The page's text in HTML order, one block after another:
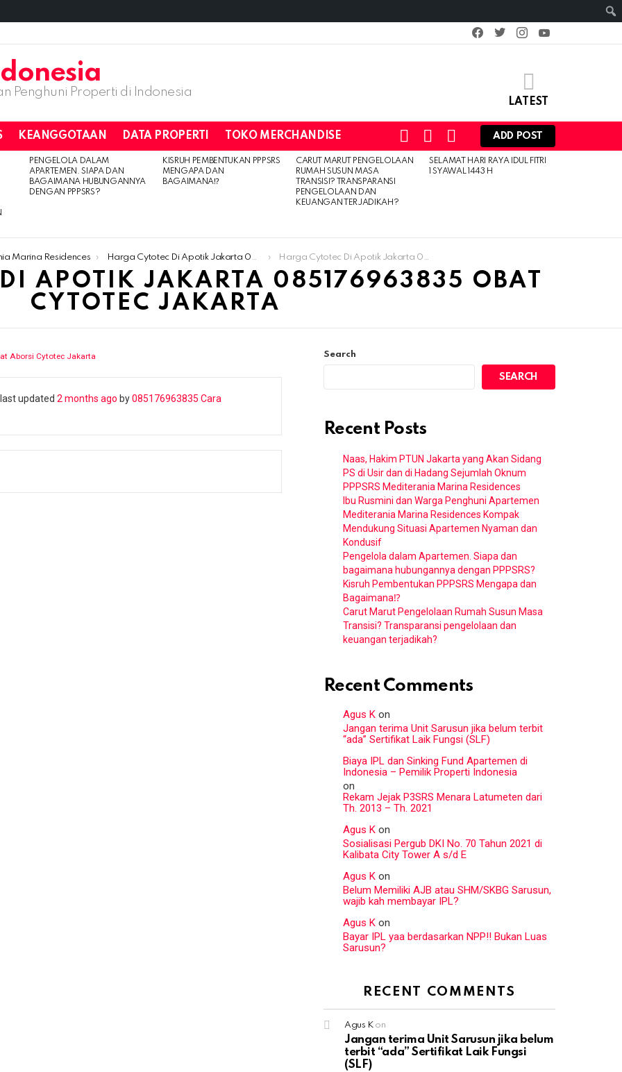
facebooktwitterinstagram
Penghuni Properti di Indonesia
LATEST
KEANGGOTAAN DATA PROPERTI TOKO MERCHANDISE
SWITCHSEARCHLOGIN
ADD POST
PENGELOLA DALAM
APARTEMEN. SIAPA DAN
BAGAIMANA HUBUNGANNYA
DENGAN PPPSRS?
KISRUH PEMBENTUKAN PPPSRS
MENGAPA DAN
BAGAIMANA⁉️
CARUT MARUT PENGELOLAAN
RUMAH SUSUN MASA
TRANSISI? TRANSPARANSI
PENGELOLAAN DAN
KEUANGAN TERJADIKAH?
SELAMAT HARI RAYA IDUL FITRI
1 SYAWAL 1443 H
Marina Residences Harga Cytotec Di Apotik Jakarta ​​085176963835 Jual Obat Aborsi Cytotec Jakarta Harga Cytotec Di Apotik Jakarta ​​085176963835 Obat Cytotec Jakarta
APOTIK JAKARTA ​​085176963835 OBAT
CYTOTEC JAKARTA
Aborsi Cytotec Jakarta
updated 2 months ago by085176963835​ Cara
Search
SEARCH
Recent Posts
Naas, Hakim PTUN Jakarta yang Akan Sidang
PS di Usir dan di Hadang Sejumlah Oknum
PPPSRS Mediterania Marina Residences
Ibu Rusmini dan Warga Penghuni Apartemen
Mediterania Marina Residences Kompak
Mendukung Situasi Apartemen Nyaman dan
Kondusif
Pengelola dalam Apartemen. Siapa dan
bagaimana hubungannya dengan PPPSRS?
Kisruh Pembentukan PPPSRS Mengapa dan
Bagaimana⁉️
Carut Marut Pengelolaan Rumah Susun Masa
Transisi? Transparansi pengelolaan dan
keuangan terjadikah?
Recent Comments
Agus K on
Jangan terima Unit Sarusun jika belum terbit
“ada” Sertifikat Laik Fungsi (SLF)
Biaya IPL dan Sinking Fund Apartemen di
Indonesia – Pemilik Properti Indonesia
on
Rekam Jejak P3SRS Menara Latumeten dari
Th. 2013 – Th. 2021
Agus K on
Sosialisasi Pergub DKI No. 70 Tahun 2021 di
Kalibata City Tower A s/d E
Agus K on
Belum Memiliki AJB atau SHM/SKBG Sarusun,
wajib kah membayar IPL?
Agus K on
Bayar IPL yaa berdasarkan NPP!! Bukan Luas
Sarusun?
RECENT COMMENTS
Agus Kon
Jangan terima Unit Sarusun jika belum
terbit “ada” Sertifikat Laik Fungsi
(SLF)